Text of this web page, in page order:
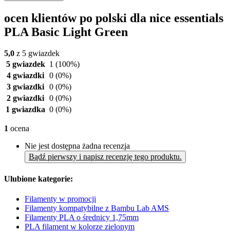
ocen klientów po polski dla nice essentials
PLA Basic Light Green
5,0 z 5 gwiazdek
5 gwiazdek 1 (100%)
4 gwiazdki 0 (0%)
3 gwiazdki 0 (0%)
2 gwiazdki 0 (0%)
1 gwiazdka 0 (0%)
1 ocena
Nie jest dostępna żadna recenzja
Bądź pierwszy i napisz recenzję tego produktu.
Ulubione kategorie:
Filamenty w promocji
Filamenty kompatybilne z Bambu Lab AMS
Filamenty PLA o średnicy 1,75mm
PLA filament w kolorze zielonym